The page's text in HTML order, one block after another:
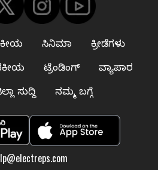
ಸಿನಿಮಾ
ಕ್ರೀಡೆಗಳು
ಟ್ರೆಂಡಿಂಗ್
ವ್ಯಾಪಾರ
ಸುದ್ದಿ
ನಮ್ಮ ಬಗ್ಗೆ